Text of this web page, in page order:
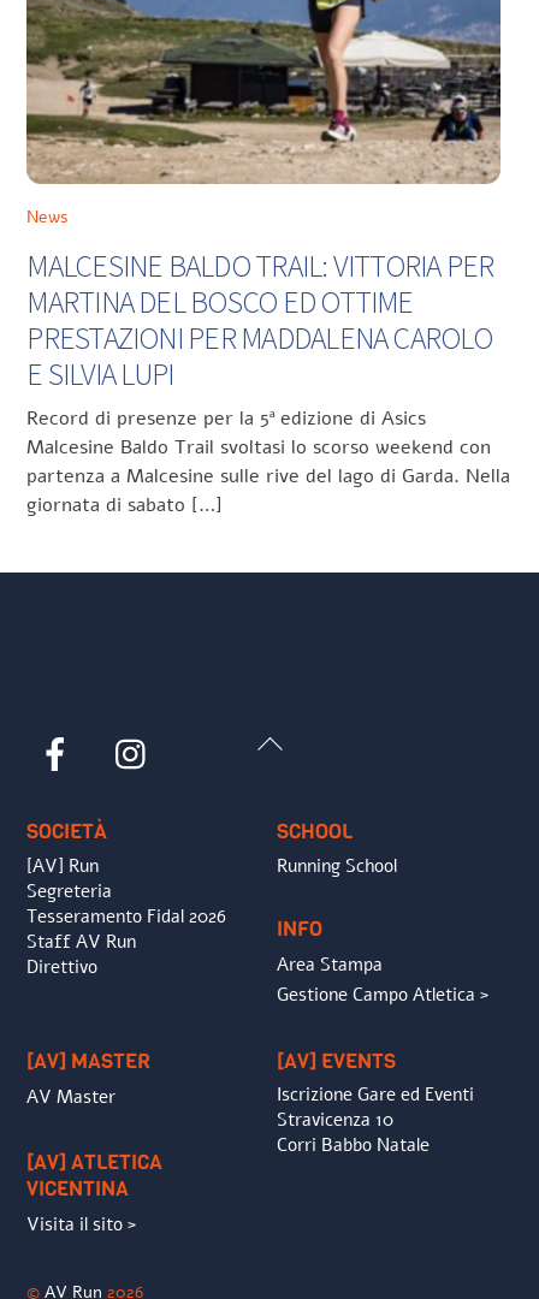
News
MALCESINE BALDO TRAIL: VITTORIA PER
MARTINA DEL BOSCO ED OTTIME
PRESTAZIONI PER MADDALENA CAROLO
E SILVIA LUPI
Record di presenze per la 5ª edizione di Asics
Malcesine Baldo Trail svoltasi lo scorso weekend con
partenza a Malcesine sulle rive del lago di Garda. Nella
giornata di sabato […]
Back
Facebook
SOCIETÀ
[AV] Run
Segreteria
Tesseramento Fidal 2026
Staff AV Run
Direttivo
SCHOOL
Running School
INFO
Area Stampa
Gestione Campo Atletica >
[AV] MASTER
AV Master
[AV] ATLETICA
VICENTINA
Visita il sito >
[AV] EVENTS
Iscrizione Gare ed Eventi
Stravicenza 10
Corri Babbo Natale
©AV Run 2026